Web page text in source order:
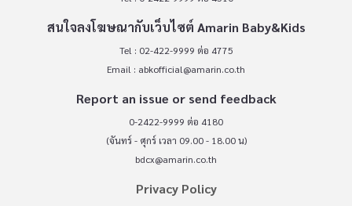
สนใจลงโฆษณากับเว็บไซต์ Amarin Baby&Kids
Tel : 02-422-9999 ต่อ 4775
Email : abkofficial@amarin.co.th
Report an issue or send feedback
0-2422-9999 ต่อ 4180
(จันทร์ - ศุกร์ เวลา 09.00 - 18.00 น)
bdcx@amarin.co.th
Privacy Policy